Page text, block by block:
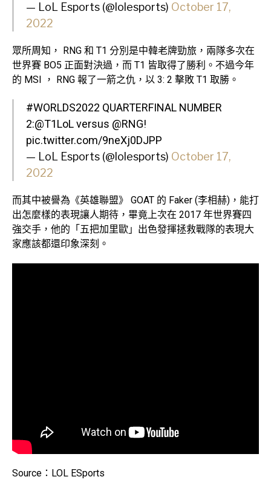
— LoL Esports (@lolesports) October 17,
2022
眾所周知， RNG 和 T1 分別是中韓老牌勁旅，兩隊多次在
世界賽 BO5 正面對決過，而 T1 皆取得了勝利。不過今年
的 MSI ， RNG 報了一箭之仇，以 3: 2 擊敗 T1 取勝。
#WORLDS2022 QUARTERFINAL NUMBER
2:@T1LoLversus @RNG!
pic.twitter.com/9neXj0DJPP
— LoL Esports (@lolesports) October 17,
2022
而其中被譽為《英雄聯盟》 GOAT 的 Faker (李相赫)，能打
出怎麼樣的表現讓人期待，畢竟上次在 2017 年世界賽四
強交手，他的「五把加里歐」出色發揮拯救戰隊的表現大
家應該都還印象深刻。
Source：LOL ESports